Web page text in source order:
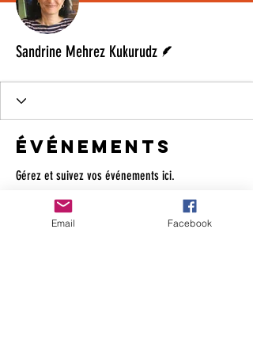
Sandrine Mehrez Kukurudz
Événements
Gérez et suivez vos événements ici.
À venir Passés
Email Facebook